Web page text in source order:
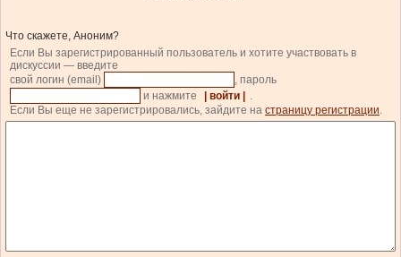
Что скажете, Аноним?
Если Вы зарегистрированный пользователь и хотите участвовать в
дискуссии — введите
свой логин (email)
, пароль
и нажмите
| войти |
.
Если Вы еще не зарегистрировались, зайдите на страницу регистрации.